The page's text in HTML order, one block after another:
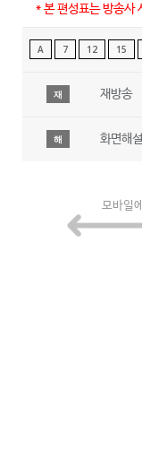
* 본 편성표는 방송사
A 7 12 15
재 재방송
해 화면해설
모바일